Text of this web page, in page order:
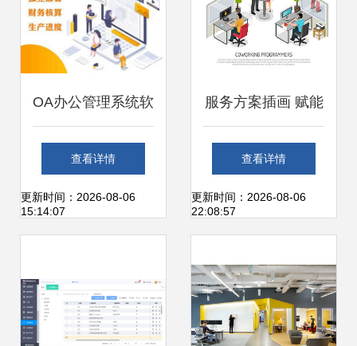
OA办公管理系统软
件定制开发 打造高
效协同的智慧办公
查看详情
更新时间：2026-08-06
15:14:07
服务方案插画 赋能
办公服务软件开发
的视觉叙事
查看详情
更新时间：2026-08-06
22:08:57